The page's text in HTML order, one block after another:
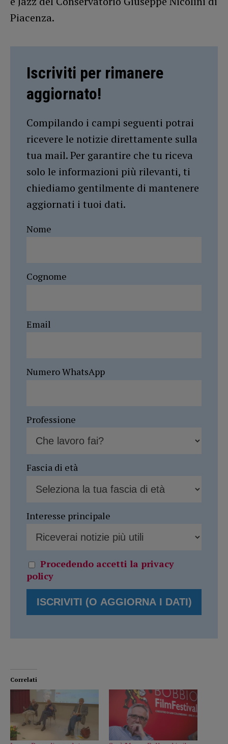
Piacenza.
Iscriviti per rimanere
aggiornato!
Compilando i campi seguenti potrai
ricevere le notizie direttamente sulla
tua mail. Per garantire che tu riceva
solo le informazioni più rilevanti, ti
chiediamo gentilmente di mantenere
aggiornati i tuoi dati.
Nome
Cognome
Email
Numero WhatsApp
Professione
Fascia di età
Interesse principale
Procedendo accetti la privacy
policy
Correlati